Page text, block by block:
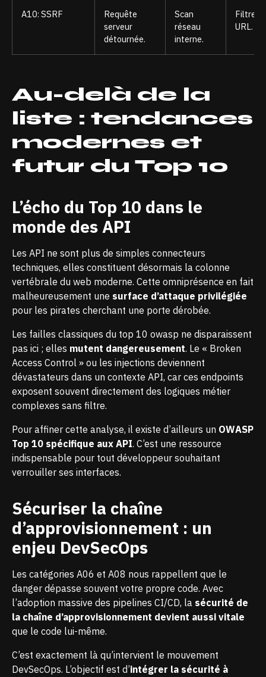
A10: SSRF
Requête
serveur
détournée.
Scan
réseau
interne.
Filtrer
URL.
Au-delà de la
liste : tendances
modernes et
futur du Top 10
L’écho du Top 10 dans le
monde des API
Les API ne sont plus de simples connecteurs
techniques, elles constituent désormais la colonne
vertébrale du web moderne. Cette omniprésence en fait
malheureusement une surface d’attaque privilégiée
pour les pirates cherchant une porte dérobée.
Les failles classiques du top 10 owasp ne disparaissent
pas ici ; elles mutent dangereusement. Le « Broken
Access Control » ou les injections deviennent
dévastateurs dans un contexte API, car ces endpoints
exposent souvent directement des logiques métier
complexes sans filtre.
Pour affiner cette analyse, il existe d’ailleurs un OWASP
Top 10 spécifique aux API. C’est une ressource
indispensable pour tout développeur souhaitant
verrouiller ses interfaces.
Sécuriser la chaîne
d’approvisionnement : un
enjeu DevSecOps
Les catégories A06 et A08 nous rappellent que le
danger dépasse souvent votre propre code. Avec
l’adoption massive des pipelines CI/CD, la sécurité de
la chaîne d’approvisionnement devient aussi vitale
que le code lui-même.
C’est exactement là qu’intervient le mouvement
DevSecOps. L’objectif est d’intégrer la sécurité à